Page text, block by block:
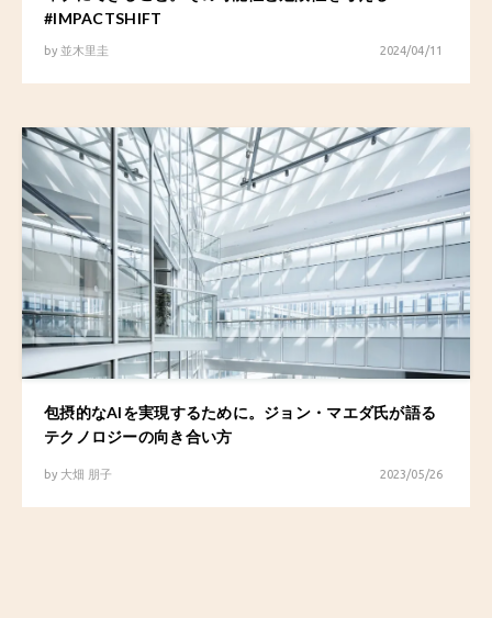
#IMPACTSHIFT
by 並木里圭 2024/04/11
包摂的なAIを実現するために。ジョン・マエダ氏が語る
テクノロジーの向き合い方
by 大畑 朋子 2023/05/26